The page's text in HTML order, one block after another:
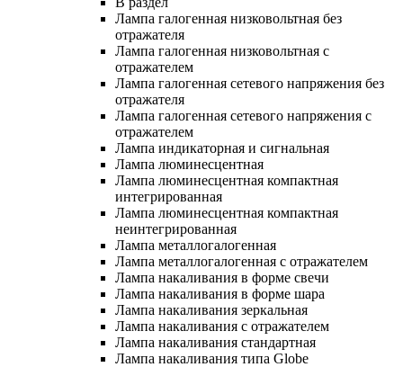
Лампа галогенная низковольтная без
отражателя
Лампа галогенная низковольтная с
отражателем
Лампа галогенная сетевого напряжения без
отражателя
Лампа галогенная сетевого напряжения с
отражателем
Лампа индикаторная и сигнальная
Лампа люминесцентная
Лампа люминесцентная компактная
интегрированная
Лампа люминесцентная компактная
неинтегрированная
Лампа металлогалогенная
Лампа металлогалогенная с отражателем
Лампа накаливания в форме свечи
Лампа накаливания в форме шара
Лампа накаливания зеркальная
Лампа накаливания с отражателем
Лампа накаливания стандартная
Лампа накаливания типа Globe